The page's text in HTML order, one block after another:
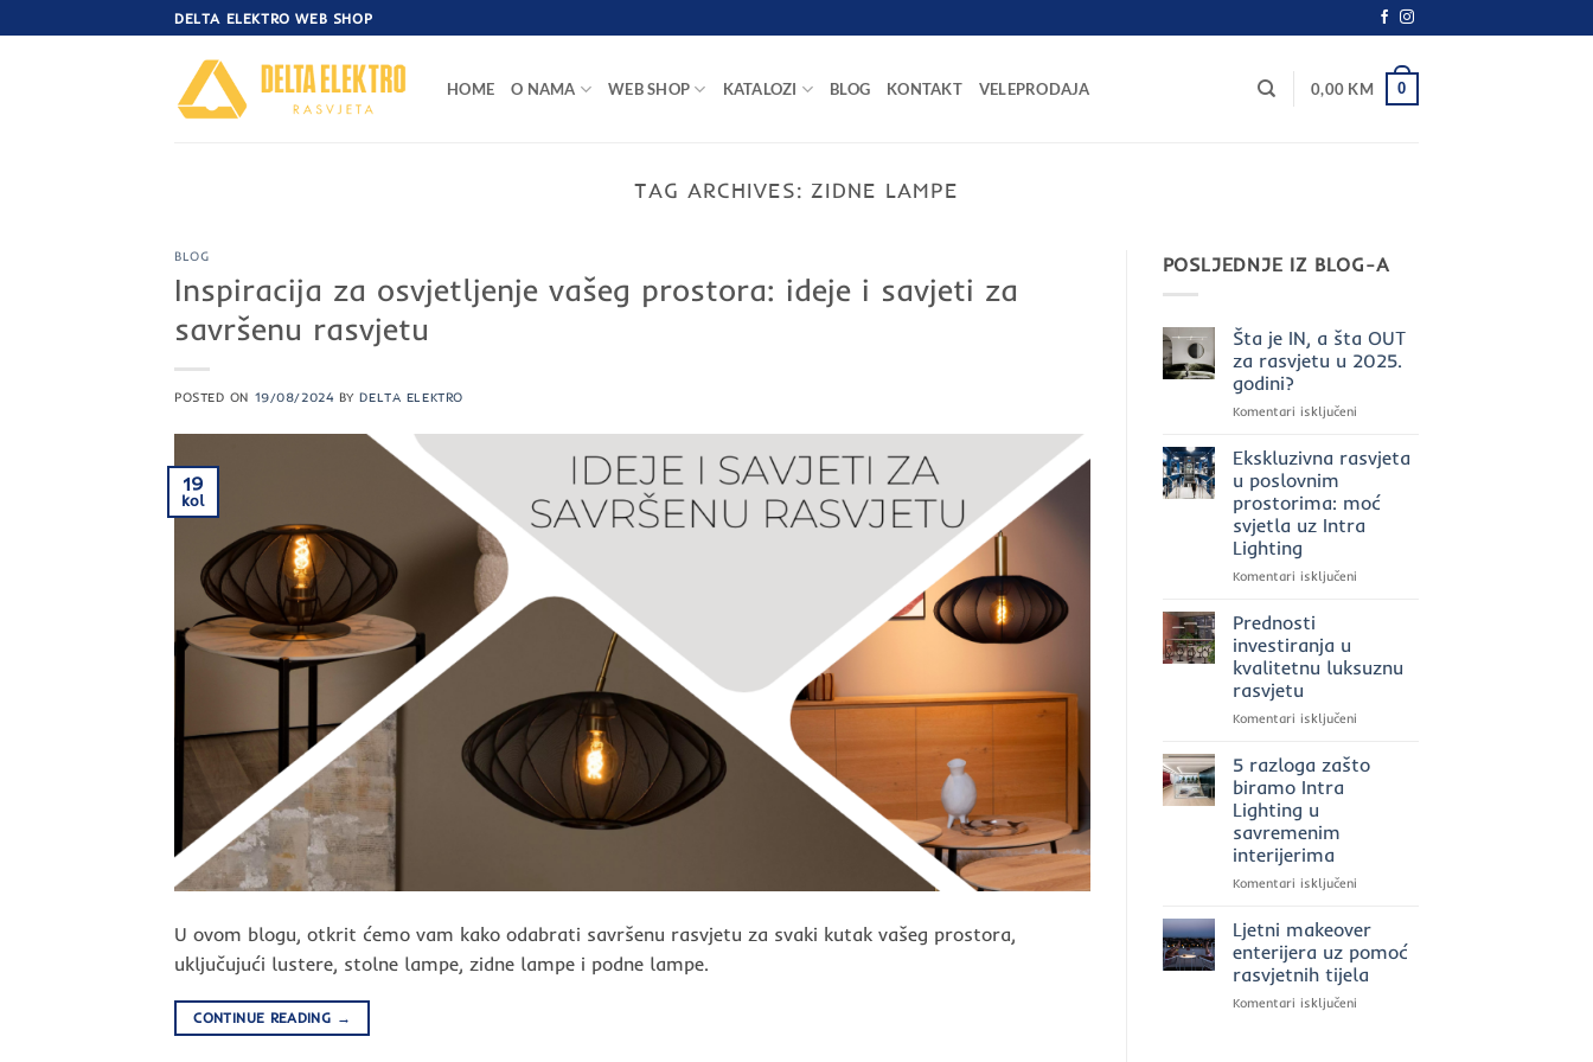
to
DELTA ELEKTRO WEB SHOP
HOME O NAMA WEB SHOP KATALOZI BLOG KONTAKT VELEPRODAJA 0,00 KM 0
TAG ARCHIVES:ZIDNE LAMPE
BLOG
Inspiracija za osvjetljenje vašeg prostora: ideje i savjeti za
savršenu rasvjetu
POSTED ON 19/08/2024 BYDELTA ELEKTRO
19
kol
U ovom blogu, otkrit ćemo vam kako odabrati savršenu rasvjetu za svaki kutak vašeg prostora,
uključujući lustere, stolne lampe, zidne lampe i podne lampe.
CONTINUE READING →
POSLJEDNJE IZ BLOG-A
Šta je IN, a šta OUT
za rasvjetu u 2025.
godini?
Komentari isključeniza
IN,
šta
OUT
rasvjetu
Ekskluzivna rasvjeta
u poslovnim
prostorima: moć
svjetla uz Intra
Lighting
Komentari isključeniza
prostorima:
svjetla
Lighting
Prednosti
investiranja u
kvalitetnu luksuznu
rasvjetu
Komentari isključeniza
investiranja
u
5 razloga zašto
biramo Intra
Lighting u
savremenim
interijerima
Komentari isključeniza
zašto
biramo
Intra
Lighting
Ljetni makeover
enterijera uz pomoć
rasvjetnih tijela
Komentari isključeniza